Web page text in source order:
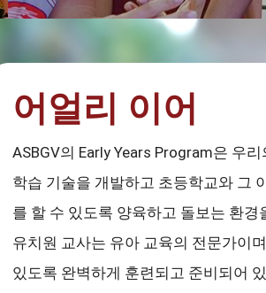
어얼리 이어
ASBGV의 Early Years Program은 우
학습 기술을 개발하고 초등학교와 그
를 할 수 있도록 양육하고 돌보는 환
유치원 교사는 유아 교육의 전문가이
있도록 완벽하게 훈련되고 준비되어